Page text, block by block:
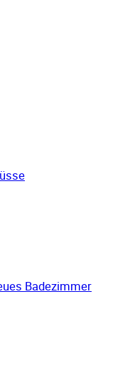
Badezimmer